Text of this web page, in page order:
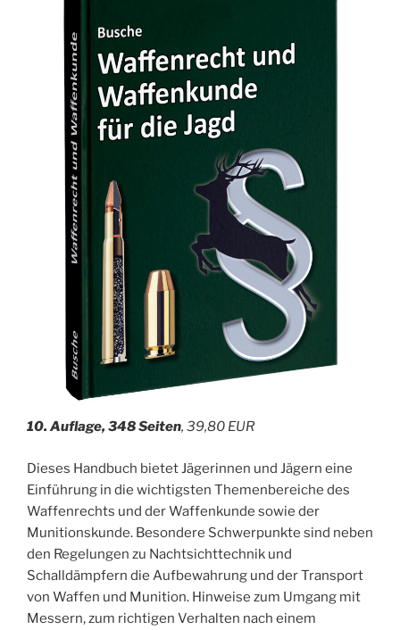
10. Auflage, 348 Seiten, 39,80 EUR
Dieses Handbuch bietet Jägerinnen und Jägern eine
Einführung in die wichtigsten Themenbereiche des
Waffenrechts und der Waffenkunde sowie der
Munitionskunde. Besondere Schwerpunkte sind neben
den Regelungen zu Nachtsichttechnik und
Schalldämpfern die Aufbewahrung und der Transport
von Waffen und Munition. Hinweise zum Umgang mit
Messern, zum richtigen Verhalten nach einem